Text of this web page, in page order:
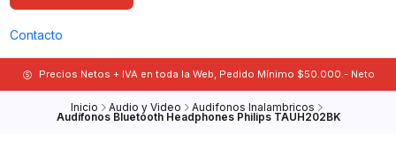
Contacto
Precios Netos + IVA en toda la Web, Pedido Mínimo $50.000.- Neto
Inicio Audio y Video Audifonos Inalambricos
Audífonos Bluetooth Headphones Philips TAUH202BK